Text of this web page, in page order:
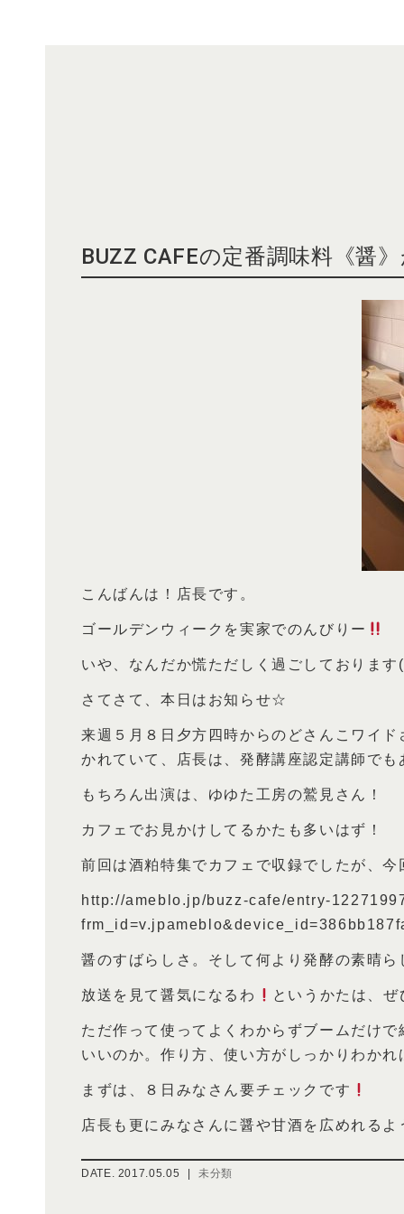
BUZZ CAFEの定番調味料《醤》
こんばんは！店長です。
ゴールデンウィークを実家でのんびりー
いや、なんだか慌ただしく過ごしておりま
さてさて、本日はお知らせ☆
来週５月８日夕方四時からのどさんこワイ
かれていて、店長は、発酵講座認定講師で
もちろん出演は、ゆゆた工房の鷲見さん！
カフェでお見かけしてるかたも多いはず！
前回は酒粕特集でカフェで収録でしたが、今
http://ameblo.jp/buzz-cafe/entry-
醤のすばらしさ。そして何より発酵の素晴
放送を見て醤気になるわ というかたは、
ただ作って使ってよくわからずブームだけ
いいのか。作り方、使い方がしっかりわかれ
まずは、８日みなさん要チェックです
店長も更にみなさんに醤や甘酒を広めれるよ
DATE. 2017.05.05 未分類